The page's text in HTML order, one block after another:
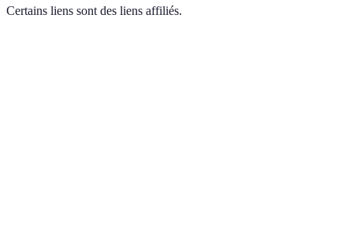
Certains liens sont des liens affiliés.